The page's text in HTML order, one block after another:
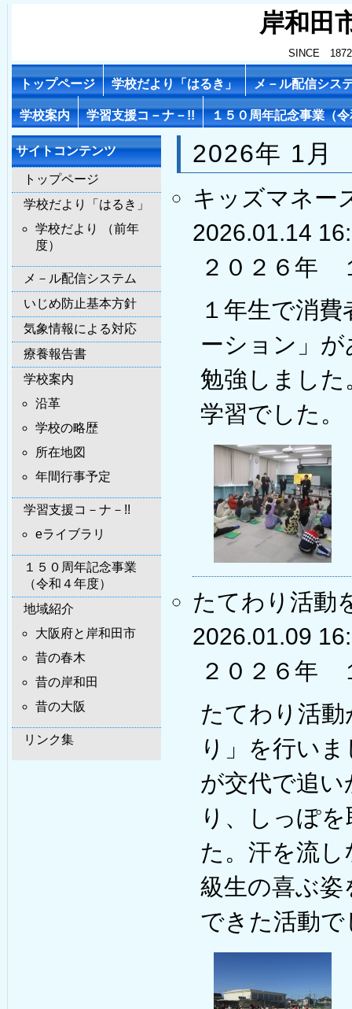
岸和田
SINCE
トップページ 学校だより「はるき」 メ－ル配信シス
学校案内 学習支援コ－ナ－!! １５０周年記念事業（
サイトコンテンツ
トップページ
学校だより「はるき」
学校だより （前年
度）
メ－ル配信システム
いじめ防止基本方針
気象情報による対応
療養報告書
学校案内
沿革
学校の略歴
所在地図
年間行事予定
学習支援コ－ナ－!!
eライブラリ
１５０周年記念事業
（令和４年度）
地域紹介
大阪府と岸和田市
昔の春木
昔の岸和田
昔の大阪
リンク集
2026年 1月
キッズマネー
2026.01.14
２０２６年
１年生で消
ーション」
勉強しまし
学習でした。
たてわり活動
2026.01.09
２０２６年
たてわり活
り」を行い
が交代で追
り、しっぽ
た。汗を流
級生の喜ぶ
できた活動で